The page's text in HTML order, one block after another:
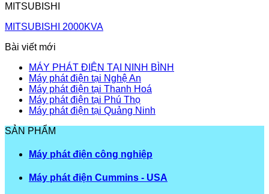
MITSUBISHI
MITSUBISHI 2000KVA
Bài viết mới
MÁY PHÁT ĐIỆN TẠI NINH BÌNH
Máy phát điện tại Nghệ An
Máy phát điện tại Thanh Hoá
Máy phát điện tại Phú Thọ
Máy phát điện tại Quảng Ninh
SẢN PHẨM
Máy phát điện công nghiệp
Máy phát điện Cummins - USA